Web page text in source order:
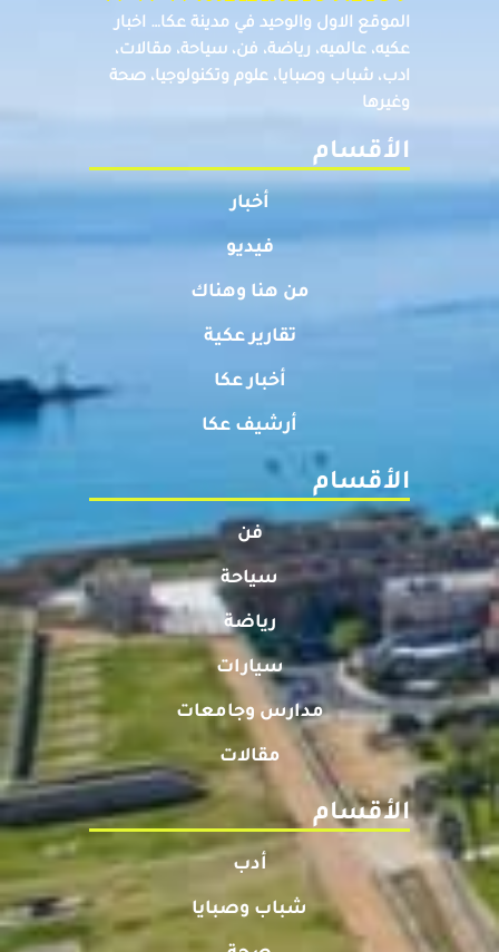
الموقع الاول والوحيد في مدينة عكا… اخبار
عكيه، عالميه، رياضة، فن، سياحة، مقالات،
ادب، شباب وصبايا، علوم وتكنولوجيا، صحة
وغيرها
الأقسام
أخبار
فيديو
من هنا وهناك
تقارير عكية
أخبار عكا
أرشيف عكا
الأقسام
فن
سياحة
رياضة
سيارات
مدارس وجامعات
مقالات
الأقسام
أدب
شباب وصبايا